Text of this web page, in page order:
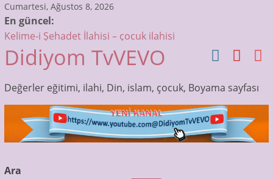
Skip
to
content
Cumartesi, Ağustos 8, 2026
En güncel:
Kelime-i Şehadet İlahisi – çocuk ilahisi
Sübhaneke Ezberle – Çocuklar için Dua ve Sureler
Allah’tır ilk sözümüz – Bismillah Bismillah – çocuk ilahisi
Muhammedin Gözleri İlahisi – Çocuk İlahileri Dinle –
Didiyom Tv
Otobüsün Tekerleri Dönüyor! | Çocuk Şarkıları | Bebek
Şarkıları
Didiyom TvVEVO
Değerler eğitimi, ilahi, Din, islam, çocuk, Boyama sayfası
Ara